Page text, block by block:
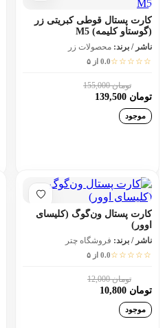
کارت پستال قوطی کبریتی زر
(گوستاو کلیمه) M5
ناشر / برند: محصولات زر
☆☆☆☆☆0.0 از ۵
تومان 155,000
تومان 139,500
موجود
کارت پستال ون‌گوگ (کلیسای
اوور)
ناشر / برند: فروشگاه چتر
☆☆☆☆☆0.0 از ۵
تومان 12,000
تومان 10,800
موجود